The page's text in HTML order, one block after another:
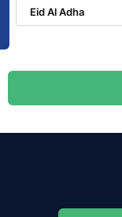
Eid Al Adha